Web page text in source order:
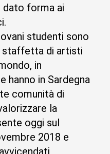
dato forma ai
studenti sono
staffetta di artisti
in
hanno in Sardegna
comunità di
la
oggi sul
2018 e